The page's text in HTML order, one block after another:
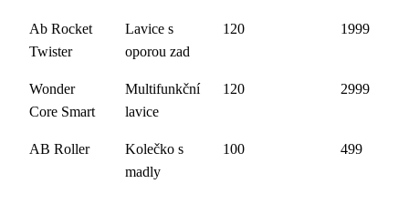
Ab Rocket
Twister
Lavice s
oporou zad
120 1999
Wonder
Core Smart
Multifunkční
lavice
120 2999
AB Roller
Kolečko s
madly
100 499